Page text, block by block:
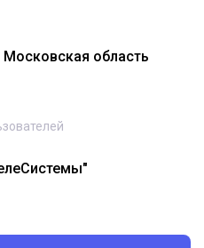
область